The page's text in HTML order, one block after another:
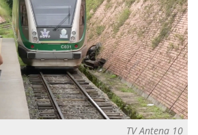
TV Antena 10